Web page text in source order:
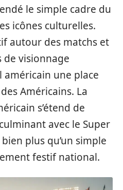
le simple cadre du
icônes culturelles.
autour des matchs et
de visionnage
une place
Américains. La
s’étend de
avec le Super
plus qu’un simple
festif national.